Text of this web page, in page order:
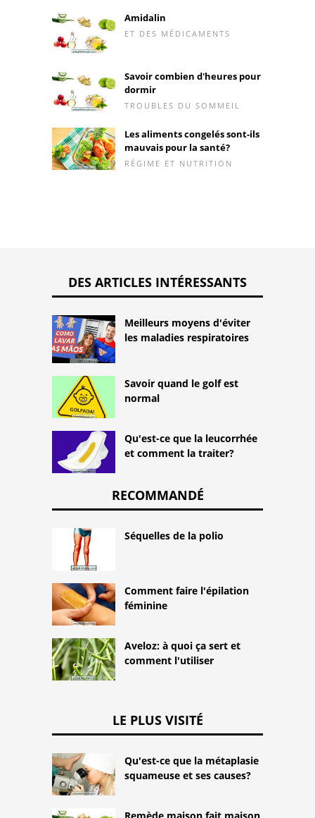
Amidalin
ET DES MÉDICAMENTS
Savoir combien d'heures pour
dormir
TROUBLES DU SOMMEIL
Les aliments congelés sont-ils
mauvais pour la santé?
RÉGIME ET NUTRITION
DES ARTICLES INTÉRESSANTS
Meilleurs moyens d'éviter
les maladies respiratoires
Savoir quand le golf est
normal
Qu'est-ce que la leucorrhée
et comment la traiter?
RECOMMANDÉ
Séquelles de la polio
Comment faire l'épilation
féminine
Aveloz: à quoi ça sert et
comment l'utiliser
LE PLUS VISITÉ
Qu'est-ce que la métaplasie
squameuse et ses causes?
Remède maison fait maison